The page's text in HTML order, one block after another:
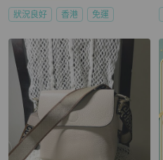
狀況良好 香港 免運